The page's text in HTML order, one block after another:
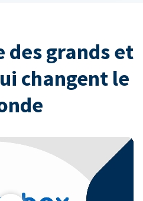
des grands et
changent le